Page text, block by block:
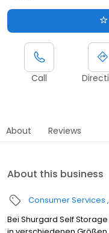
Call
About Reviews
About this business
Consumer Services
Bei Shurgard Self